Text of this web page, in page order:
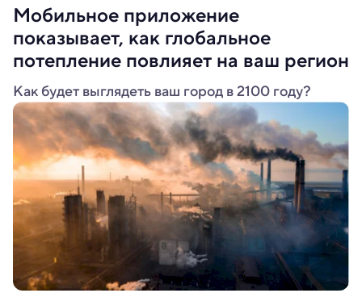
Мобильное приложение
показывает, как глобальное
потепление повлияет на ваш регион
Как будет выглядеть ваш город в 2100 году?